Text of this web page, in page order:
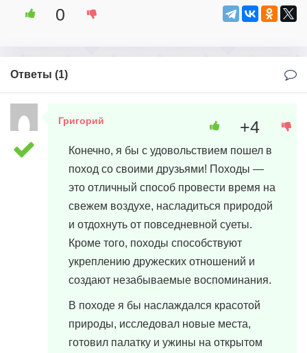
0
Ответы (1)
Григорий
Конечно, я бы с удовольствием пошел в
поход со своими друзьями! Походы —
это отличный способ провести время на
свежем воздухе, насладиться природой
и отдохнуть от повседневной суеты.
Кроме того, походы способствуют
укреплению дружеских отношений и
создают незабываемые воспоминания.
В походе я бы наслаждался красотой
природы, исследовал новые места,
готовил палатку и ужины на открытом
+4